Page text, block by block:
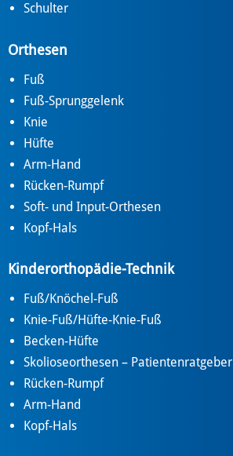
Schulter
Orthesen
Fuß
Fuß-Sprunggelenk
Knie
Hüfte
Arm-Hand
Rücken-Rumpf
Soft- und Input-Orthesen
Kopf-Hals
Kinderorthopädie-Technik
Fuß/Knöchel-Fuß
Knie-Fuß/Hüfte-Knie-Fuß
Becken-Hüfte
Skolioseorthesen – Patientenratgeber
Rücken-Rumpf
Arm-Hand
Kopf-Hals